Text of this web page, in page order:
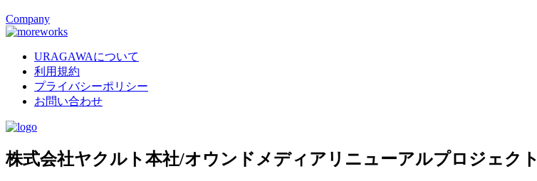
Company
URAGAWAについて
利用規約
プライバシーポリシー
お問い合わせ
株式会社ヤクルト本社/オウンドメディアリニューアルプロジェクト